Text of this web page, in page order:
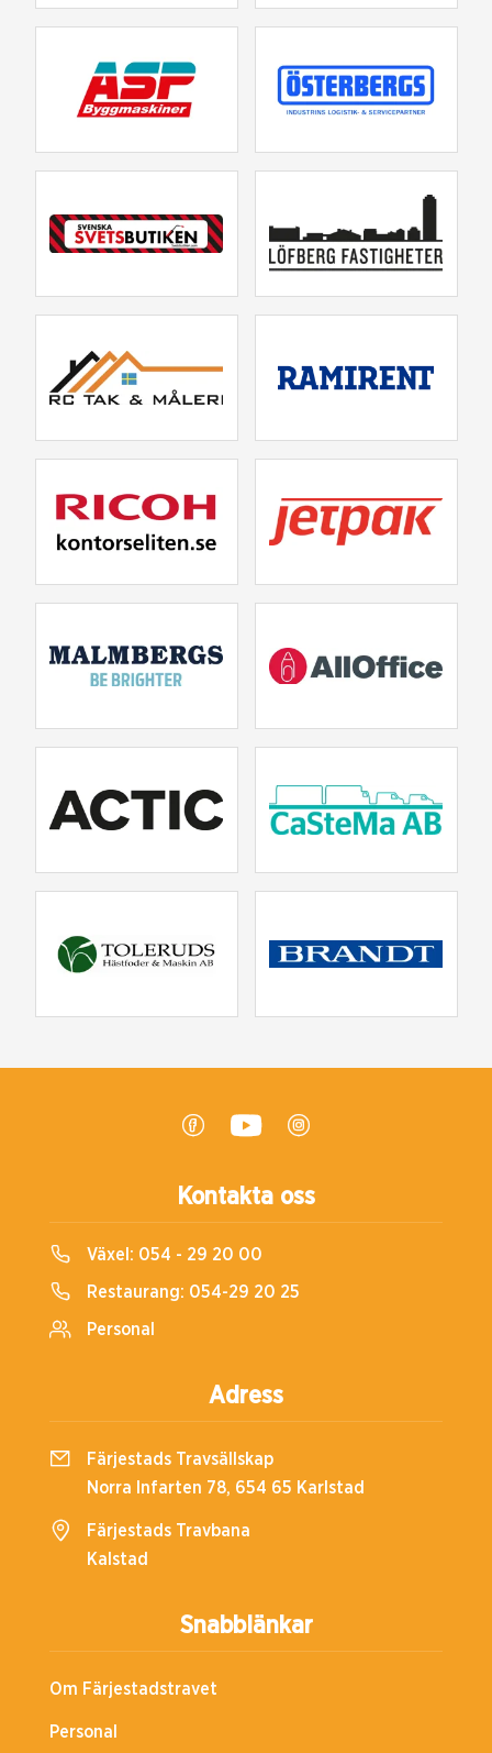
Snabblänkar
Om Färjestadstravet
Personal
Kontakta oss
Växel: 054 - 29 20 00
Restaurang: 054-29 20 25
Personal
Adress
Färjestads Travsällskap
Norra Infarten 78, 654 65 Karlstad
Färjestads Travbana
Kalstad